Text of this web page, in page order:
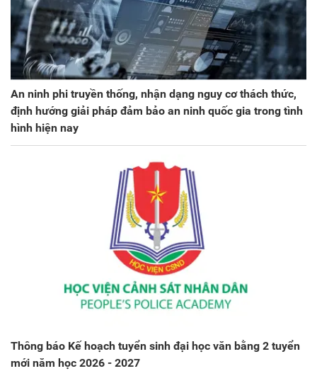
An ninh phi truyền thống, nhận dạng nguy cơ thách thức,
định hướng giải pháp đảm bảo an ninh quốc gia trong tình
hình hiện nay
Thông báo Kế hoạch tuyển sinh đại học văn bằng 2 tuyển
mới năm học 2026 - 2027